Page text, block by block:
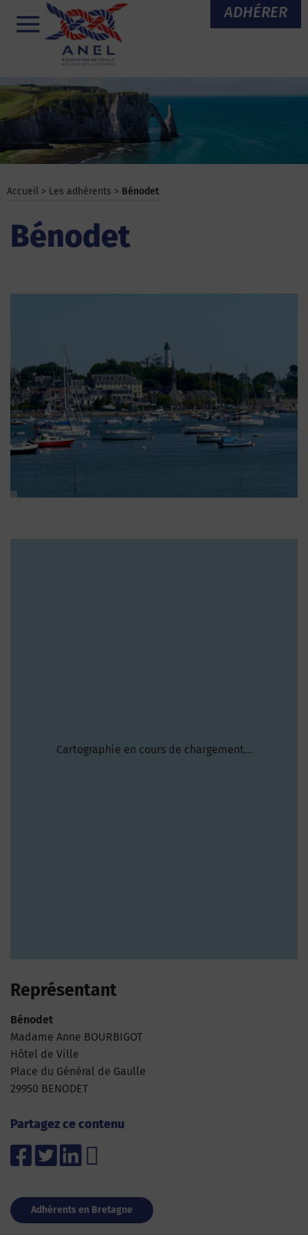
ADHÉRER
Menu
Accueil > Les adhérents > Bénodet
Bénodet
Cartographie en cours de chargement...
Représentant
Bénodet
Madame Anne BOURBIGOT
Hôtel de Ville
Place du Général de Gaulle
29950 BENODET
Partagez ce contenu
Adhérents en Bretagne